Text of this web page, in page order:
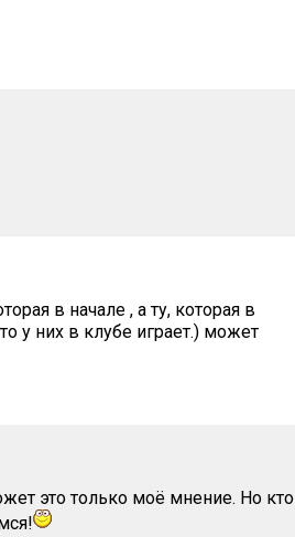
в начале , а ту, которая в
у них в клубе играет.) может
это только моё мнение. Но кто